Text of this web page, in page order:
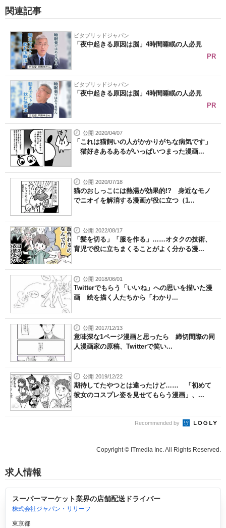
関連記事
ビタブリッドジャパン
「夜中起きる原因は脳」4時間睡眠の人必見
PR
ビタブリッドジャパン
「夜中起きる原因は脳」4時間睡眠の人必見
PR
公開 2020/04/07
「これは猫飼いの人がかかりがちな病気です」
猫好きあるあるがいっぱいつまった漫画...
公開 2020/07/18
猫のおしっこには熱湯が効果的!? 身近なモノ
でニオイを解消する漫画が役に立つ（1...
公開 2022/08/17
「髪を切る」「服を作る」……オタクの技術、
育児で役に立ちまくることがよく分かる漫...
公開 2018/06/01
Twitterでもらう「いいね」への思いを描いた漫
画 絵を描く人たちから「わかり...
公開 2017/12/13
意味深な1ページ漫画と思ったら 締切間際の同
人漫画家の原稿、Twitterで笑い...
公開 2019/12/22
期待してたやつとは違ったけど…… 「初めて
彼女のコスプレ姿を見せてもらう漫画」、...
Recommended by
Copyright © ITmedia Inc. All Rights Reserved.
求人情報
スーパーマーケット業界の店舗配送ドライバー
株式会社ジャパン・リリーフ
東京都